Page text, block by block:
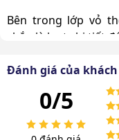
Bên trong lớp vỏ
chắn là loạt chi tiết
Hệ thống hút ẩm:
Máy nén nhập
suất cao, tiếng
Dàn nóng, dàn
Đánh giá của
0/5